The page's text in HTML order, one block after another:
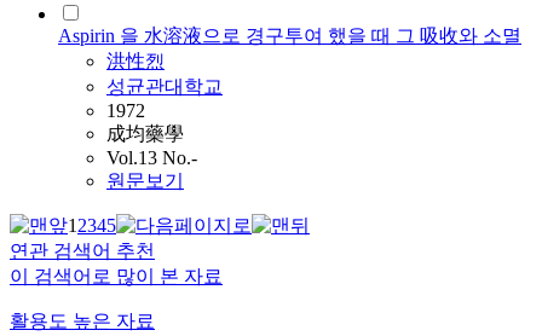
Aspirin 을 水溶液으로 경구투여 했을 때 그 吸收와 소멸
洪性烈
성균관대학교
1972
成均藥學
Vol.13 No.-
원문보기
12345
연관 검색어 추천
이 검색어로 많이 본 자료
활용도 높은 자료